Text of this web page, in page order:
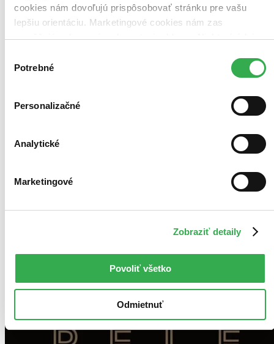
cookies nám dovoľujú prispôsobovať stránku pre vašu
lepšiu orientáciu. Marketingové cookies nám zas
umožňujú zobrazenie relevantnej reklamy. Niektoré údaje
keby sme mohli používať všetky tieto cookies. Ďakujeme!
súhlasu
Potrebné
Personalizačné
Analytické
Marketingové
Zobraziť detaily
Povoliť všetko
Odmietnuť